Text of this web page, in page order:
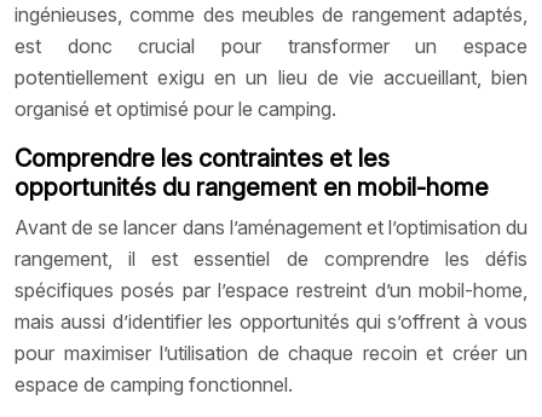
ingénieuses, comme des meubles de rangement adaptés,
est donc crucial pour transformer un espace
potentiellement exigu en un lieu de vie accueillant, bien
organisé et optimisé pour le camping.
Comprendre les contraintes et les
opportunités du rangement en mobil-home
Avant de se lancer dans l’aménagement et l’optimisation du
rangement, il est essentiel de comprendre les défis
spécifiques posés par l’espace restreint d’un mobil-home,
mais aussi d’identifier les opportunités qui s’offrent à vous
pour maximiser l’utilisation de chaque recoin et créer un
espace de camping fonctionnel.